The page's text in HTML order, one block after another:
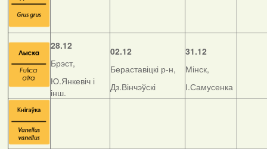
28.12
Брэст,
Ю.Янкевіч і
інш.
02.12
Бераставіцкі р-н,
Дз.Вінчэўскі
31.12
Мінск,
І.Самусенка